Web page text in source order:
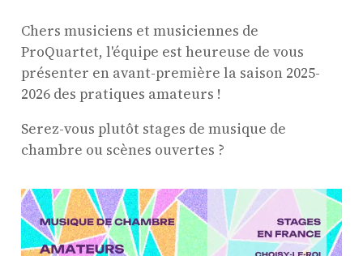
Chers musiciens et musiciennes de
ProQuartet, l'équipe est heureuse de vous
présenter en avant-première la saison 2025-
2026 des pratiques amateurs !
Serez-vous plutôt stages de musique de
chambre ou scènes ouvertes ?